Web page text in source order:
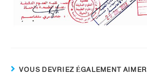
VOUS DEVRIEZ ÉGALEMENT AIMER